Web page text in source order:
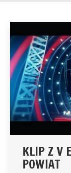
KLIP Z V
POWIAT